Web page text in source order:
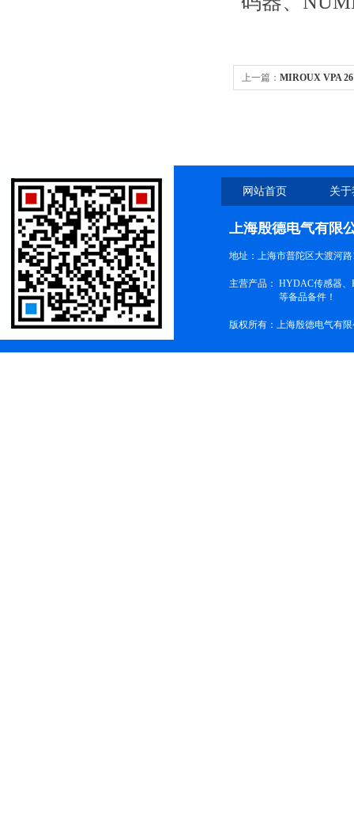
上一篇： MIROUX VPA
网站首页 关
上海殷德电气有限
地址：上海市普陀区大渡河路
主营产品： HYDAC传感器、
等备品备件！
版权所有：上海殷德电气有